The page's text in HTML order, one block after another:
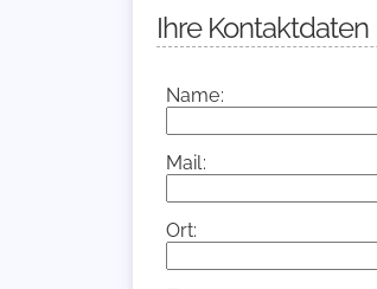
Ihre Kontaktdaten
Name:
Mail:
Ort: